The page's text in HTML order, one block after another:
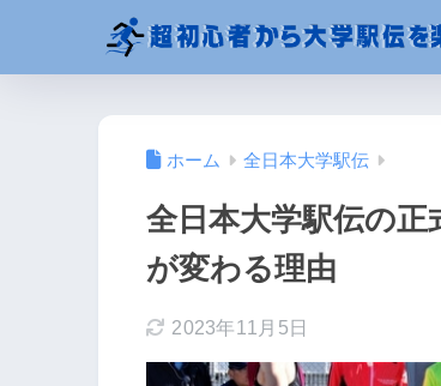
ホーム 全日本大学駅伝
全日本大学駅伝の正
が変わる理由
2023年11月5日